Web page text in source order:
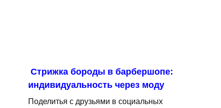
Стрижка бороды в барбершопе:
индивидуальность через моду
Поделитья с друзьями в социальных